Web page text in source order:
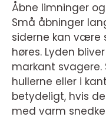
Åbne limninger
Små åbninger
siderne kan være
høres. Lyden
markant svagere.
hullerne eller i
betydeligt, hvis
med varm